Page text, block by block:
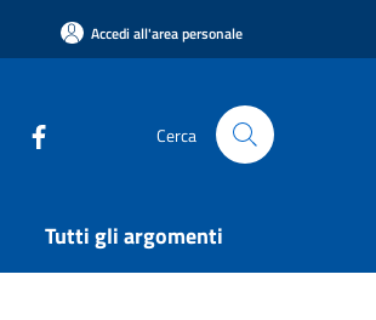
Accedi all'area personale
Cerca
Tutti gli argomenti